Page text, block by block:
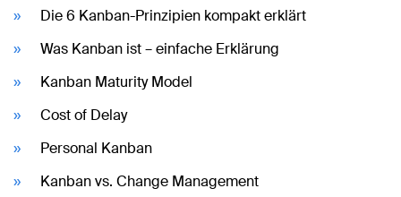
Die 6 Kanban-Prinzipien kompakt erklärt
Was Kanban ist – einfache Erklärung
Kanban Maturity Model
Cost of Delay
Personal Kanban
Kanban vs. Change Management